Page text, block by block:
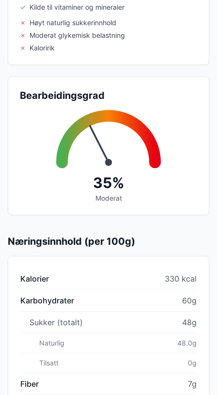
✓ Kilde til vitaminer og mineraler
✗
Høyt naturlig sukkerinnhold
✗
Moderat glykemisk belastning
✗
Kaloririk
Bearbeidingsgrad
35%
Moderat
Næringsinnhold (per 100g)
Kalorier 330 kcal
Karbohydrater 60g
Sukker (totalt) 48g
Naturlig 48.0g
Tilsatt 0g
Fiber 7g